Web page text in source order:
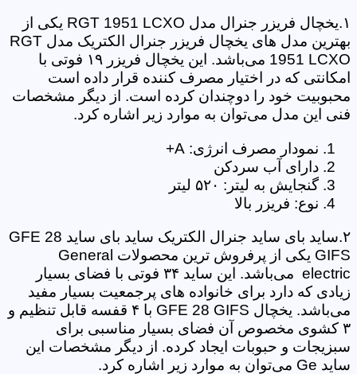
۱.یخچال فریزر جنرال مدل RGT 1951 LCXO یکی از
بهترین مدل های یخچال فریزر جنرال الکتریک مدل RGT
1951 LCXO می‌باشد. این یخچال فریزر ۱۹ فوتی با
امکانتی که در اختیار مصرف کننده قرار داده است
محبوبیت خود را دوچندان کرده است. از دیگر مشخصات
فنی این مدل می‌توان به موارد زیر اشاره کرد.
نمودار مصرف انرژی: A+
دارای آب سردکن
گنجایش به لیتر: ۵۲۰ لیتر
نوع: فریزر بالا
۲.ساید بای ساید جنرال الکتریک ساید بای ساید GFE 28
GIFS یکی از پرفروش ترین محصولات General
electric می‌باشد. این ساید ۳۴ فوتی با فضای بسیار
زیادی که دارد برای خانواده های پرجمعیت بسیار مفید
می‌باشد. یخچال GFE 28 GIFS با ۴ قفسه قابل تنظیم و
۳ کشوی مخصوص آن فضای بسیار مناسبی برای
سبزیجات و حبوبات ایجاد کرده. از دیگر مشخصات این
ساید Ge می‌توان به موارد زیر اشاره کرد.